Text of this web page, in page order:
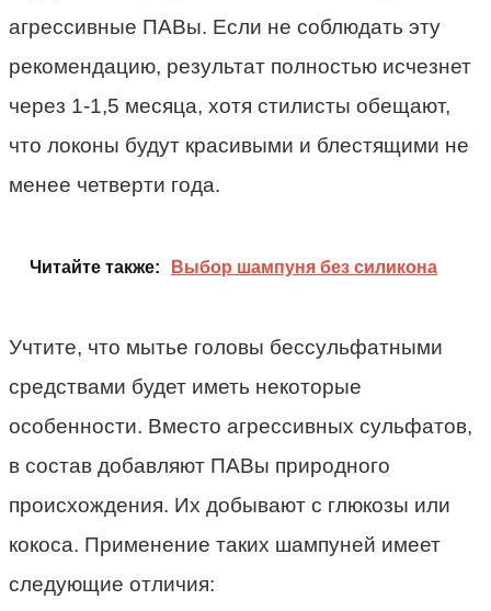
агрессивные ПАВы. Если не соблюдать эту
рекомендацию, результат полностью исчезнет
через 1-1,5 месяца, хотя стилисты обещают,
что локоны будут красивыми и блестящими не
менее четверти года.
Читайте также: Выбор шампуня без силикона
Учтите, что мытье головы бессульфатными
средствами будет иметь некоторые
особенности. Вместо агрессивных сульфатов,
в состав добавляют ПАВы природного
происхождения. Их добывают с глюкозы или
кокоса. Применение таких шампуней имеет
следующие отличия: